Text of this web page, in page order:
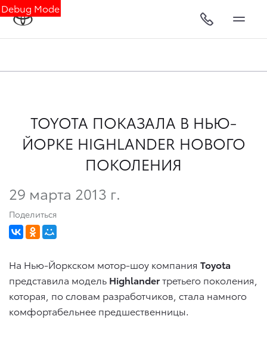
Debug Mode
TOYOTA ПОКАЗАЛА В НЬЮ-
ЙОРКЕ HIGHLANDER НОВОГО
ПОКОЛЕНИЯ
29 марта 2013 г.
Поделиться
На Нью-Йоркском мотор-шоу компания Toyota
представила модель Highlanderтретьего поколения,
которая, по словам разработчиков, стала намного
комфортабельнее предшественницы.